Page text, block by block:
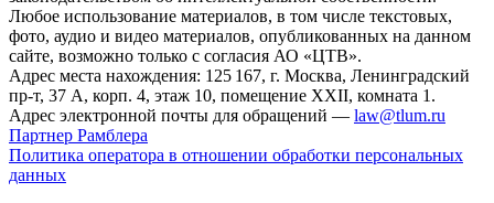
Любое использование материалов, в том числе текстовых,
фото, аудио и видео материалов, опубликованных на данном
сайте, возможно только с согласия АО «ЦТВ».
Адрес места нахождения: 125 167, г. Москва, Ленинградский
пр-т, 37 А, корп. 4, этаж 10, помещение XXII, комната 1.
Адрес электронной почты для обращений — law@tlum.ru
Партнер Рамблера
Политика оператора в отношении обработки персональных
данных